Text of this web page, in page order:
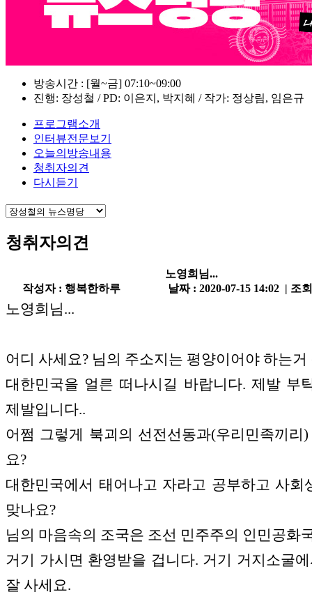
방송시간 : [월~금] 07:10~09:00
진행: 장성철 / PD: 이은지, 박지혜 / 작가: 정상림, 임은규
프로그램소개
인터뷰전문보기
오늘의방송내용
청취자의견
다시듣기
청취자의견
노영희님...
작성자 : 행복한하루
날짜 : 2020-07-15 14:02 | 조
노영희님...
어디 사세요? 님의 주소지는 평양이어야 하는거
대한민국을 얼른 떠나시길 바랍니다. 제발 부
제발입니다..
어쩜 그렇게 북괴의 선전선동과(우리민족끼리
요?
대한민국에서 태어나고 자라고 공부하고 사회
맞나요?
님의 마음속의 조국은 조선 민주주의 인민공화
거기 가시면 환영받을 겁니다. 거기 거지소굴
잘 사세요.